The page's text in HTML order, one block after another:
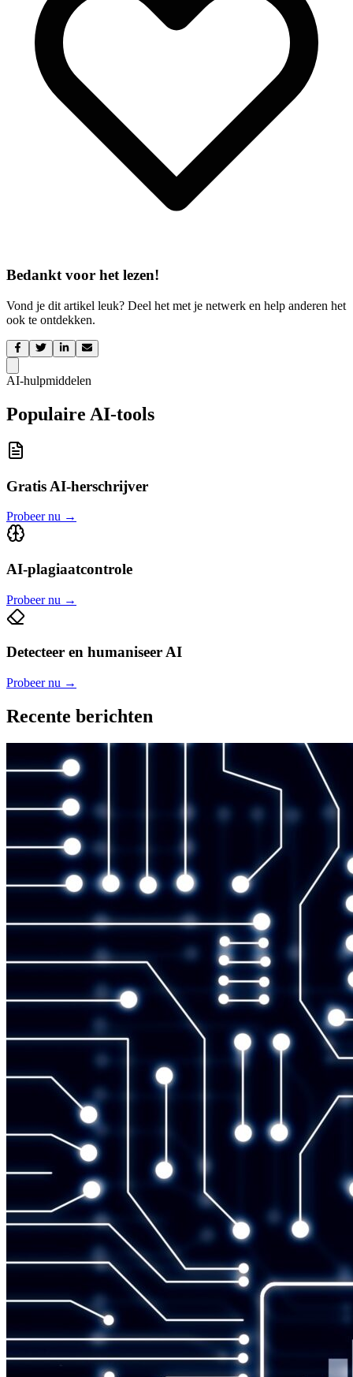
Bedankt voor het lezen!
Vond je dit artikel leuk? Deel het met je netwerk en help anderen het
ook te ontdekken.
AI-hulpmiddelen
Populaire AI-tools
Gratis AI-herschrijver
Probeer nu →
AI-plagiaatcontrole
Probeer nu →
Detecteer en humaniseer AI
Probeer nu →
Recente berichten